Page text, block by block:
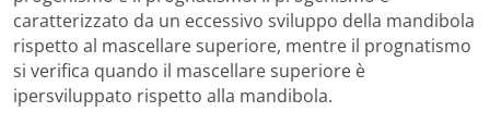
caratterizzato da un eccessivo sviluppo della mandibola
rispetto al mascellare superiore, mentre il prognatismo
si verifica quando il mascellare superiore è
ipersviluppato rispetto alla mandibola.